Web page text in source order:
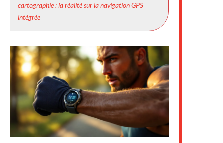
cartographie : la réalité sur la navigation GPS
intégrée